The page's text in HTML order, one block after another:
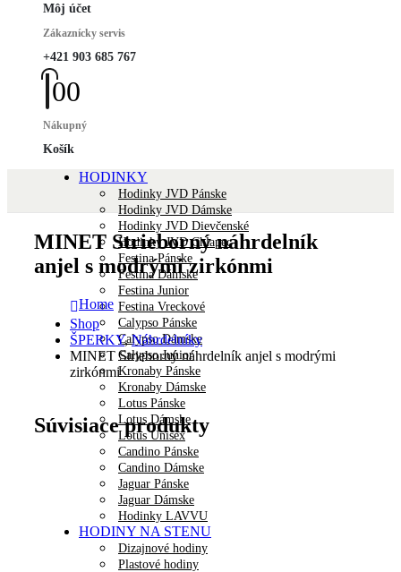
Môj účet
Zákaznícky servis
+421 903 685 767
00
Nákupný
Košík
HODINKY
Hodinky JVD Pánske
Hodinky JVD Dámske
Hodinky JVD Dievčenské
Hodinky JVD Chlapec
Festina Pánske
Festina Dámske
Festina Junior
Festina Vreckové
Calypso Pánske
Calypso Dámske
Calypso Junior
Kronaby Pánske
Kronaby Dámske
Lotus Pánske
Lotus Dámske
Lotus Unisex
Candino Pánske
Candino Dámske
Jaguar Pánske
Jaguar Dámske
Hodinky LAVVU
HODINY NA STENU
Dizajnové hodiny
Plastové hodiny
MINET Strieborný náhrdelník
anjel s modrými zirkónmi
Home
Shop
ŠPERKY,Náhrdelníky
MINET Strieborný náhrdelník anjel s modrými
zirkónmi
Súvisiace produkty